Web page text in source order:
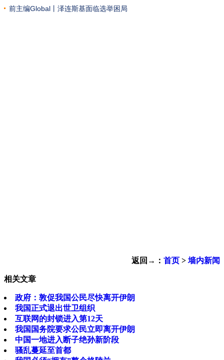
两难
前主编Global丨泽连斯基面临选举困局
返回→： 首页 > 墙内新闻
相关文章
政府：敦促我国公民尽快离开伊朗
我国正式退出世卫组织
互联网的封锁进入第12天
我国国务院要求公民立即离开伊朗
中国一地进入断子绝孙新阶段
骚乱蔓延至首都